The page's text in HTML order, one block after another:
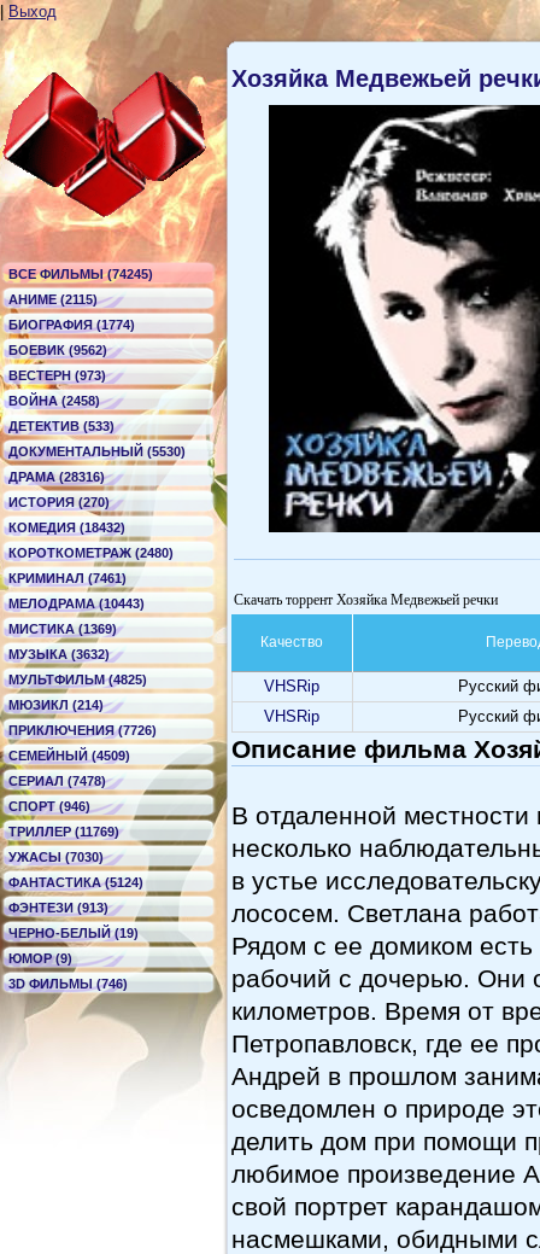
Выход
ВСЕ ФИЛЬМЫ (74245)
АНИМЕ (2115)
БИОГРАФИЯ (1774)
БОЕВИК (9562)
ВЕСТЕРН (973)
ВОЙНА (2458)
ДЕТЕКТИВ (533)
ДОКУМЕНТАЛЬНЫЙ (5530)
ДРАМА (28316)
ИСТОРИЯ (270)
КОМЕДИЯ (18432)
КОРОТКОМЕТРАЖ (2480)
КРИМИНАЛ (7461)
МЕЛОДРАМА (10443)
МИСТИКА (1369)
МУЗЫКА (3632)
МУЛЬТФИЛЬМ (4825)
МЮЗИКЛ (214)
ПРИКЛЮЧЕНИЯ (7726)
СЕМЕЙНЫЙ (4509)
СЕРИАЛ (7478)
СПОРТ (946)
ТРИЛЛЕР (11769)
УЖАСЫ (7030)
ФАНТАСТИКА (5124)
ФЭНТЕЗИ (913)
ЧЕРНО-БЕЛЫЙ (19)
ЮМОР (9)
3D ФИЛЬМЫ (746)
Хозяйка Медвежьей
Скачать торрент Хозяйка Медвежьей речки
Качество
VHSRip
Русский
VHSRip
Русский
Описание фильма
В отдаленной местности
несколько
в устье
лососем. Светлана
Рядом с ее домиком
рабочий с дочерью. Они
километров. Время от
Петропавловск, где ее
Андрей в прошлом
осведомлен о природе
делить дом при помощи
любимое произведение
свой портрет
насмешками, обидными